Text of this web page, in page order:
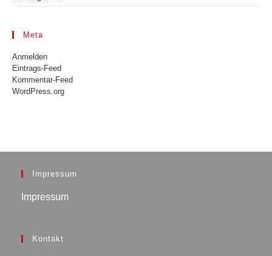
Meta
Anmelden
Eintrags-Feed
Kommentar-Feed
WordPress.org
Impressum
Impressum
Kontakt